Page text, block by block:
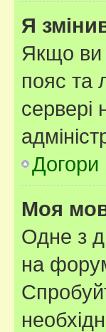
Я
Якщо ви
пояс та
сервері
Догори
Моя
Одне з
на